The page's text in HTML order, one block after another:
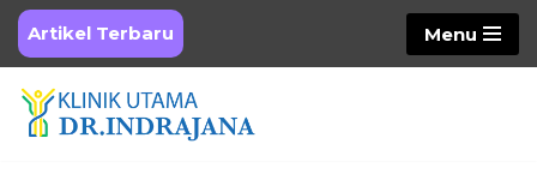
Skip
to
content
Artikel Terbaru Menu